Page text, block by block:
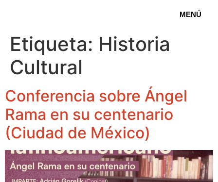
MENÚ
Etiqueta: Historia
Cultural
Conferencia sobre Ángel
Rama en su centenario
(Ciudad de México)